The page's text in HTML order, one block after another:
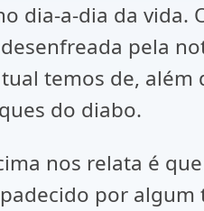
dia-a-dia da
pela
temos de,
do diabo.
nos relata é
por